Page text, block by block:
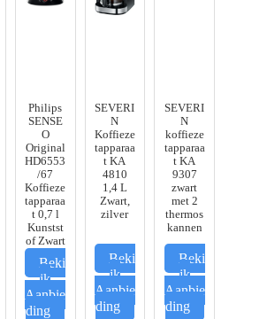
Philips
SENSE
O
Original
HD6553
/67
Koffieze
tapparaa
t 0,7 l
Kunstst
of Zwart
Beki
jk
Aanbie
ding
SEVERI
N
Koffieze
tapparaa
t KA
4810
1,4 L
Zwart,
zilver
Beki
jk
Aanbie
ding
SEVERI
N
koffieze
tapparaa
t KA
9307
zwart
met 2
thermos
kannen
Beki
jk
Aanbie
ding